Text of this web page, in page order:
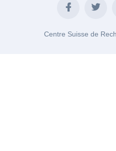
Centre Suisse de